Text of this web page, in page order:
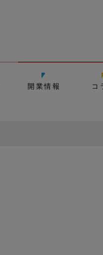
開業情報 コ